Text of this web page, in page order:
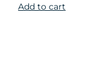
Add to cart